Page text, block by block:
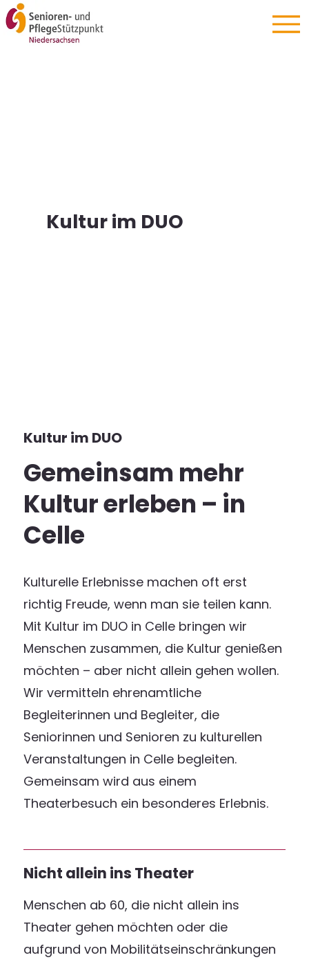
Kultur im DUO
Kultur im DUO
Gemeinsam mehr
Kultur erleben – in
Celle
Kulturelle Erlebnisse machen oft erst
richtig Freude, wenn man sie teilen kann.
Mit Kultur im DUO in Celle bringen wir
Menschen zusammen, die Kultur genießen
möchten – aber nicht allein gehen wollen.
Wir vermitteln ehrenamtliche
Begleiterinnen und Begleiter, die
Seniorinnen und Senioren zu kulturellen
Veranstaltungen in Celle begleiten.
Gemeinsam wird aus einem
Theaterbesuch ein besonderes Erlebnis.
Nicht allein ins Theater
Menschen ab 60, die nicht allein ins
Theater gehen möchten oder die
aufgrund von Mobilitätseinschränkungen